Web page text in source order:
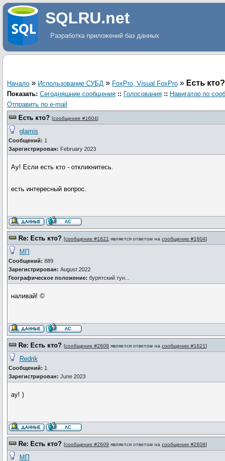
SQLRU.net
Разработка приложений баз данных
Начало » Использование СУБД » FoxPro, Visual FoxPro » Есть кто?
Показать: Сегодняшние сообщения :: Голосования :: Навигатор по
Отправить по e-mail
Есть кто? [сообщение #1604]
glamis
Сообщений: 1
Зарегистрирован: February 2023
Ау! Если есть кто - откликнитесь.
есть интересный вопрос.
Re: Есть кто? [сообщение #1621 является ответом на сообщение #1604]
МП
Сообщений: 889
Зарегистрирован: August 2022
Географическое положение: бурятский тун...
наливай! ©
Re: Есть кто? [сообщение #2608 является ответом на сообщение #1621]
Redrik
Сообщений: 1
Зарегистрирован: June 2023
ау! )
Re: Есть кто? [сообщение #2609 является ответом на сообщение #2608]
МП